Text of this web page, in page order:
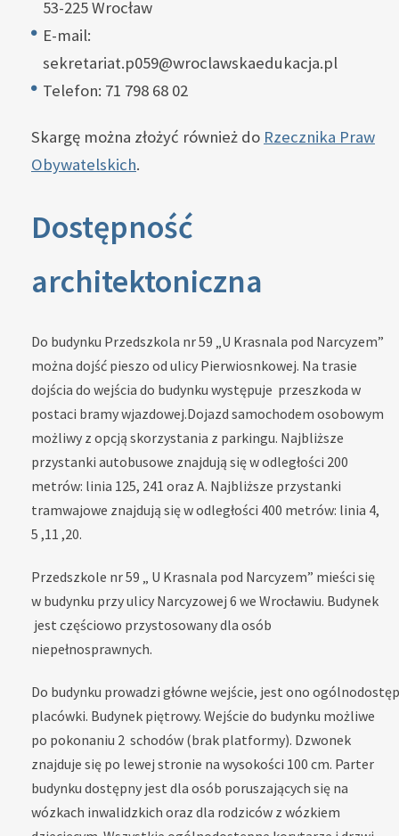
53-225 Wrocław
E-mail:
sekretariat.p059@wroclawskaedukacja.pl
Telefon: 71 798 68 02
Skargę można złożyć również do Rzecznika Praw
Obywatelskich.
Dostępność
architektoniczna
Do budynku Przedszkola nr 59 „U Krasnala pod Narcyzem”
można dojść pieszo od ulicy Pierwiosnkowej. Na trasie
dojścia do wejścia do budynku występuje przeszkoda w
postaci bramy wjazdowej.Dojazd samochodem osobowym
możliwy z opcją skorzystania z parkingu. Najbliższe
przystanki autobusowe znajdują się w odległości 200
metrów: linia 125, 241 oraz A. Najbliższe przystanki
tramwajowe znajdują się w odległości 400 metrów: linia 4,
5 ,11 ,20.
Przedszkole nr 59 „ U Krasnala pod Narcyzem” mieści się
w budynku przy ulicy Narcyzowej 6 we Wrocławiu. Budynek
jest częściowo przystosowany dla osób
niepełnosprawnych.
Do budynku prowadzi główne wejście, jest ono
placówki. Budynek piętrowy. Wejście do budynku możliwe
po pokonaniu 2 schodów (brak platformy). Dzwonek
znajduje się po lewej stronie na wysokości 100 cm. Parter
budynku dostępny jest dla osób poruszających się na
wózkach inwalidzkich oraz dla rodziców z wózkiem